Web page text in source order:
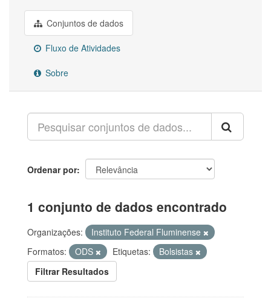
Conjuntos de dados
Fluxo de Atividades
Sobre
Ordenar por
1 conjunto de dados encontrado
Organizações:
Instituto Federal Fluminense
Formatos:
ODS Etiquetas:
Bolsistas
Filtrar Resultados